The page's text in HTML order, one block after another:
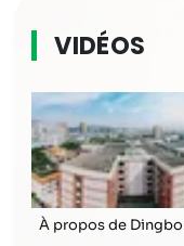
VIDÉOS
À propos de